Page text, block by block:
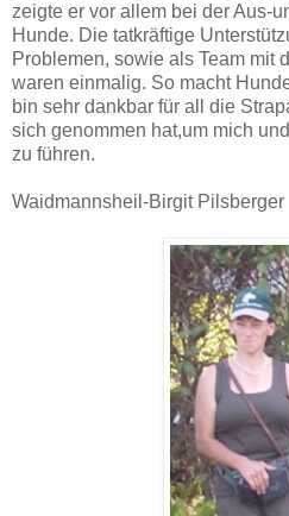
zeigte er vor allem bei der Aus-
Hunde. Die tatkräftige
Problemen, sowie als Team mit
waren einmalig. So macht
bin sehr dankbar für all die
sich genommen hat,um mich
zu führen.
Waidmannsheil-Birgit Pilsberger